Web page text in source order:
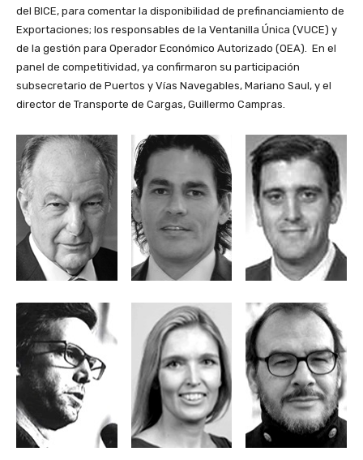
del BICE, para comentar la disponibilidad de prefinanciamiento de
Exportaciones; los responsables de la Ventanilla Única (VUCE) y
de la gestión para Operador Económico Autorizado (OEA). En el
panel de competitividad, ya confirmaron su participación
subsecretario de Puertos y Vías Navegables, Mariano Saul, y el
director de Transporte de Cargas, Guillermo Campras.